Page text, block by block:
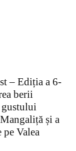
– Ediția a 6-
berii
și a
Valea